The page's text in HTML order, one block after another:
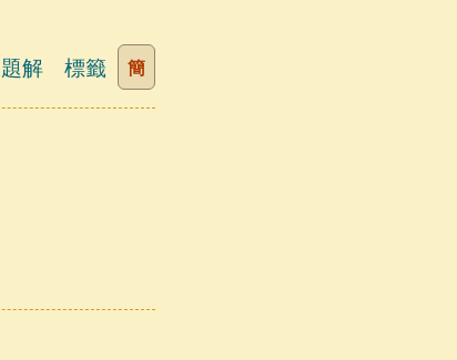
題解 標籤 簡